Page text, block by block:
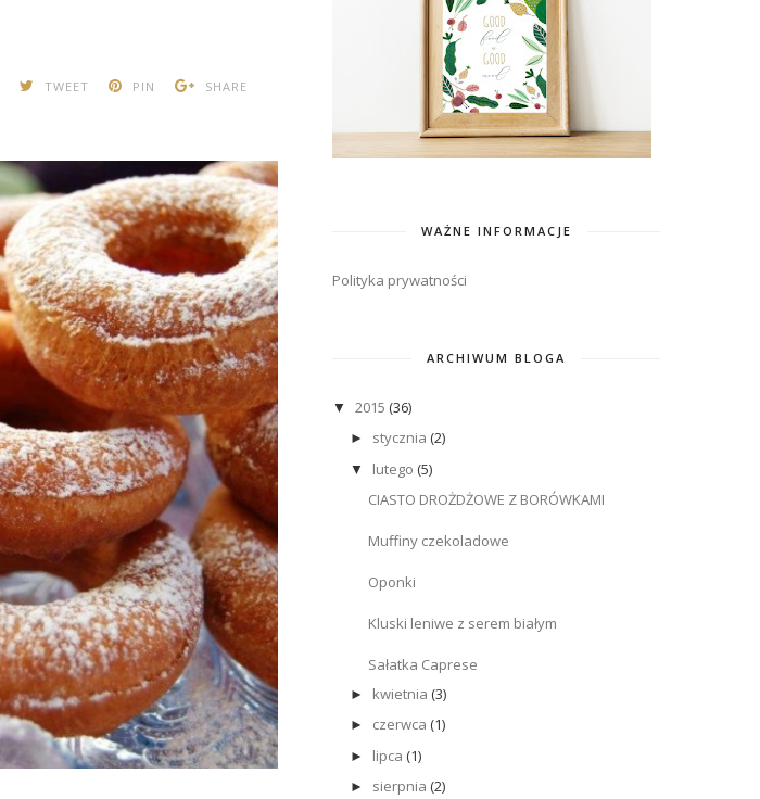
TWEET PIN SHARE
WAŻNE INFORMACJE
Polityka prywatności
ARCHIWUM BLOGA
▼2015 (36)
► stycznia (2)
▼ lutego (5)
CIASTO DROŻDŻOWE Z BORÓWKAMI
Muffiny czekoladowe
Oponki
Kluski leniwe z serem białym
Sałatka Caprese
► kwietnia (3)
► czerwca (1)
► lipca (1)
► sierpnia (2)